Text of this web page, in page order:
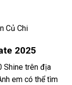
Củ Chi
2025
Shine trên địa
em có thể tìm